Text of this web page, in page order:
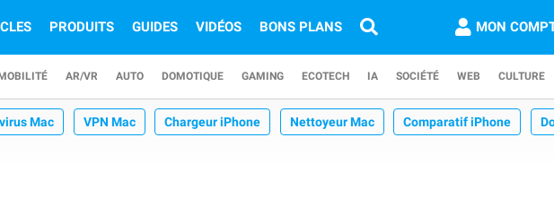
PRODUITS GUIDES VIDÉOS BONS PLANS MON
AR/VR AUTO DOMOTIQUE GAMING ECOTECH IA SOCIÉTÉ WEB CULTURE
Mac VPN Mac Chargeur iPhone Nettoyeur Mac Comparatif iPhone